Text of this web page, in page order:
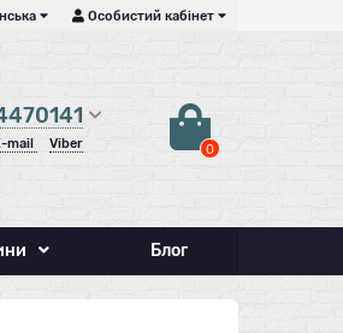
Особистий кабінет
mail Viber 0
Блог